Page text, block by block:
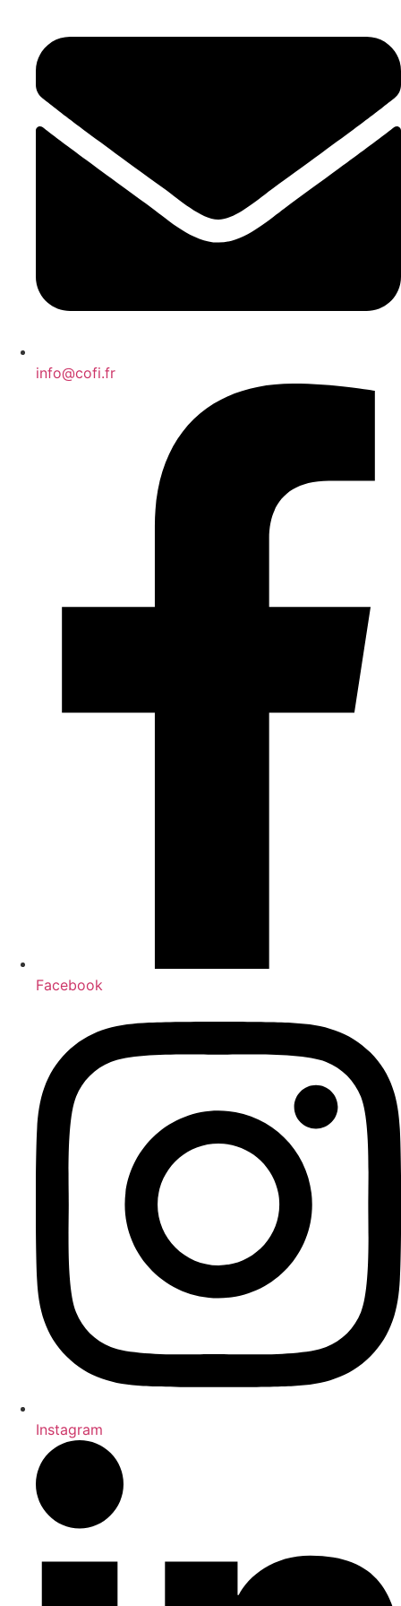
info@cofi.fr
Facebook
Instagram